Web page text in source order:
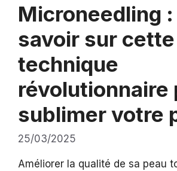
Microneedling
savoir sur cette
technique
révolutionnaire
sublimer votre
25/03/2025
Améliorer la qualité de sa peau